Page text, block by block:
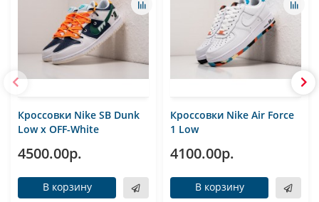
Кроссовки Nike SB Dunk
Low x OFF-White
4500.00р.
В корзину
Кроссовки Nike Air Force
1 Low
4100.00р.
В корзину